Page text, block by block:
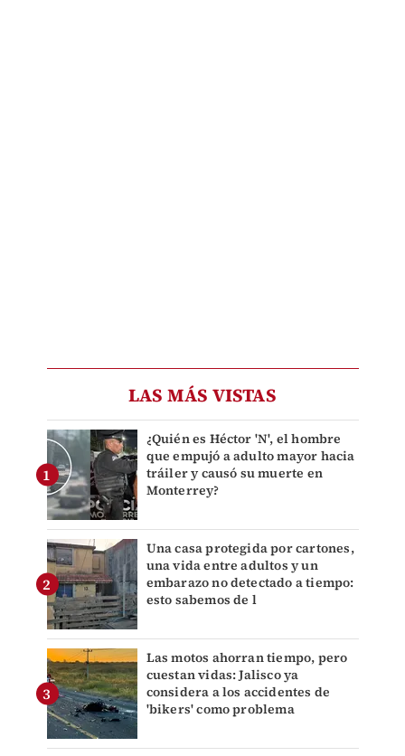
LAS MÁS VISTAS
¿Quién es Héctor 'N', el hombre
que empujó a adulto mayor hacia
tráiler y causó su muerte en
Monterrey?
Una casa protegida por cartones,
una vida entre adultos y un
embarazo no detectado a tiempo:
esto sabemos de l
Las motos ahorran tiempo, pero
cuestan vidas: Jalisco ya
considera a los accidentes de
'bikers' como problema